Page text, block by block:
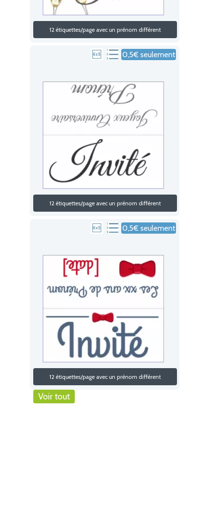
12 étiquettes/page avec un prénom différent
0,5€ seulement
12 étiquettes/page avec un prénom différent
0,5€ seulement
12 étiquettes/page avec un prénom différent
Voir tout